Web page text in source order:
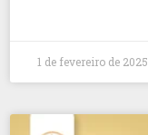
1 de fevereiro de 2025